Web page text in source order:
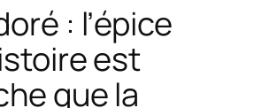
: l’épice
est
que la